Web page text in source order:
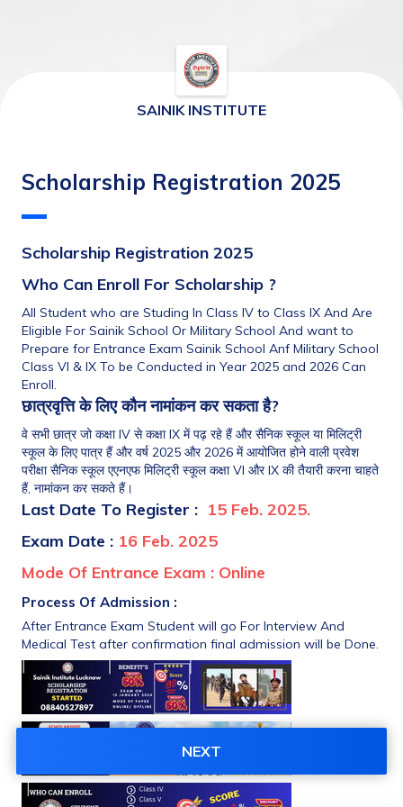
SAINIK INSTITUTE
Scholarship Registration 2025
Scholarship Registration 2025
All Student who are Studing In Class IV to Class IX And Are
Eligible For Sainik School Or Military School And want to
Prepare for Entrance Exam Sainik School Anf Military School
Class VI & IX To be Conducted in Year 2025 and 2026 Can
Enroll.
वे सभी छात्र जो कक्षा IV से कक्षा IX में पढ़ रहे हैं और सैनिक स्कूल या मिलिट्री
स्कूल के लिए पात्र हैं और वर्ष 2025 और 2026 में आयोजित होने वाली प्रवेश
परीक्षा सैनिक स्कूल एएनएफ मिलिट्री स्कूल कक्षा VI और IX की तैयारी करना चाहते
हैं, नामांकन कर सकते हैं।
Last Date To Register : 15 Feb. 2025.
Exam Date : 16 Feb. 2025
Mode Of Entrance Exam : Online
Process Of Admission :
After Entrance Exam Student will go For Interview And
Medical Test after confirmation final admission will be Done.
NEXT